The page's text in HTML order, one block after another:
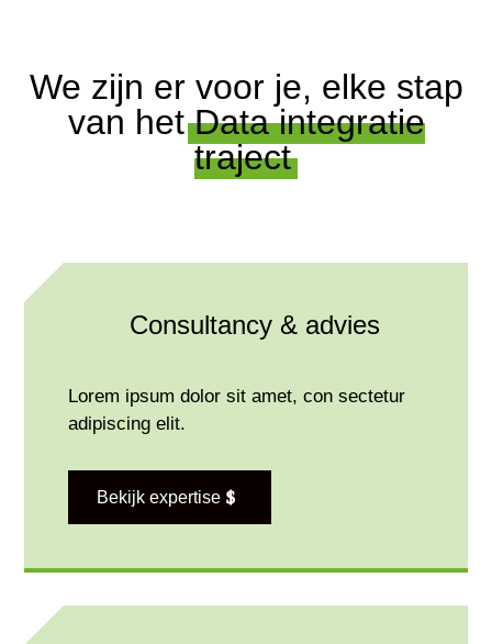
We zijn er voor je, elke stap
van hetData integratie
traject
Consultancy & advies
Lorem ipsum dolor sit amet, con sectetur
adipiscing elit.
Bekijk expertise